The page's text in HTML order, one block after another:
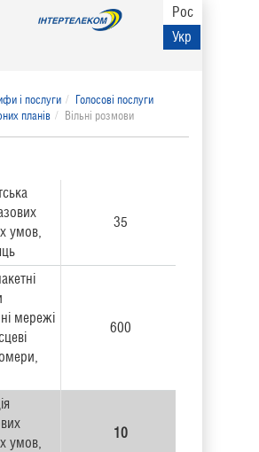
Рос
Укр
і послуги
Голосові послуги
планів
Вільні розмови
умов,
35
мережі
600
умов,
10